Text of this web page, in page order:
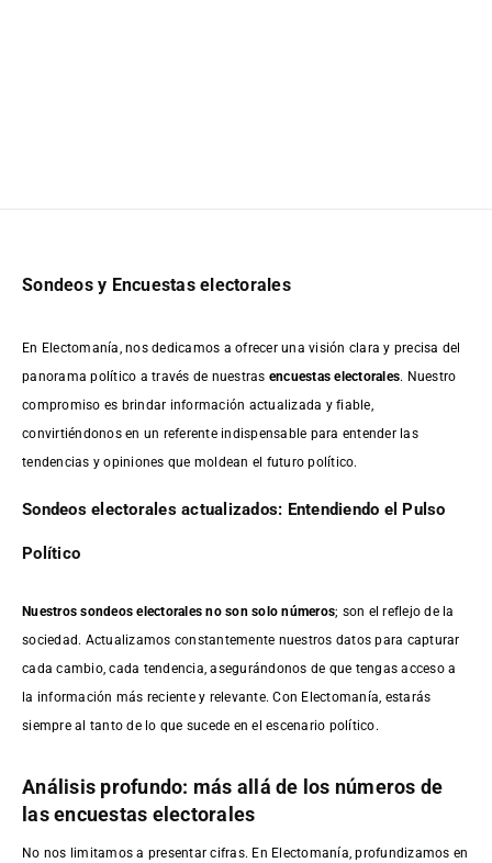
Sondeos y Encuestas electorales
En Electomanía, nos dedicamos a ofrecer una visión clara y precisa del
panorama político a través de nuestras encuestas electorales. Nuestro
compromiso es brindar información actualizada y fiable,
convirtiéndonos en un referente indispensable para entender las
tendencias y opiniones que moldean el futuro político.
Sondeos electorales actualizados: Entendiendo el Pulso
Político
Nuestros sondeos electorales no son solo números; son el reflejo de la
sociedad. Actualizamos constantemente nuestros datos para capturar
cada cambio, cada tendencia, asegurándonos de que tengas acceso a
la información más reciente y relevante. Con Electomanía, estarás
siempre al tanto de lo que sucede en el escenario político.
Análisis profundo: más allá de los números de
las encuestas electorales
No nos limitamos a presentar cifras. En Electomanía, profundizamos en